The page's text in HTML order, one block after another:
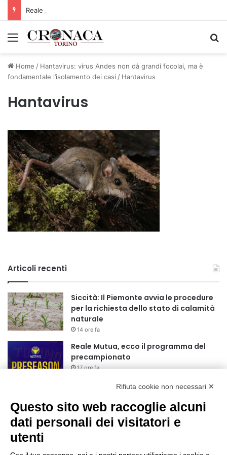
Reale Mutua, ecco il programma del precampionato
Menu
Home / Hantavirus: virus Andes non dà grandi focolai, ma è
fondamentale l’isolamento dei casi / Hantavirus
Hantavirus
Articoli recenti
Siccità: Il Piemonte avvia le procedure
per la richiesta dello stato di calamità
naturale
14 ore fa
Reale Mutua, ecco il programma del
precampionato
17 ore fa
Nidi comunali: dalla Regione 1,5 milioni
di euro per ampliare gli orari dei servizi
a parità di tariffa
20 ore fa
collegamenti verso la collina
Rifiuta cookie non necessari ✕
Questo sito web raccoglie alcuni
dati personali dei visitatori e
utenti